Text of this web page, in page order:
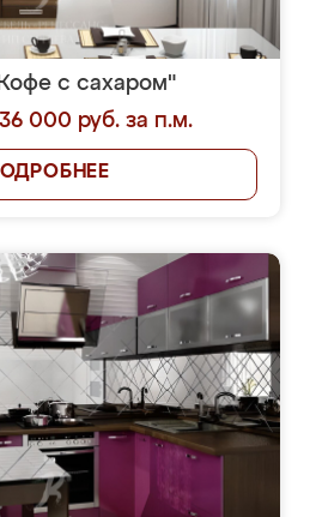
с сахаром"
000 руб. за п.м.